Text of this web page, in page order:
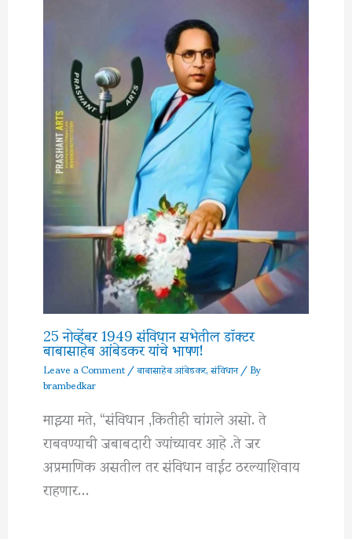
25 नोव्हेंबर 1949 संविधान सभेतील डॉक्टर
बाबासाहेब आंबेडकर यांचे भाषण!
Leave a Comment/बाबासाहेब आंबेडकर,संविधान/ By
brambedkar
माझ्या मते, “संविधान ,कितीही चांगले असो. ते
राबवण्याची जबाबदारी ज्यांच्यावर आहे .ते जर
अप्रमाणिक असतील तर संविधान वाईट ठरल्याशिवाय
राहणार…